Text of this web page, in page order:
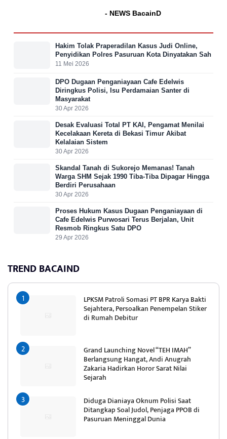
- NEWS BacainD
Hakim Tolak Praperadilan Kasus Judi Online,
Penyidikan Polres Pasuruan Kota Dinyatakan Sah
11 Mei 2026
DPO Dugaan Penganiayaan Cafe Edelwis
Diringkus Polisi, Isu Perdamaian Santer di
Masyarakat
30 Apr 2026
Desak Evaluasi Total PT KAI, Pengamat Menilai
Kecelakaan Kereta di Bekasi Timur Akibat
Kelalaian Sistem
30 Apr 2026
Skandal Tanah di Sukorejo Memanas! Tanah
Warga SHM Sejak 1990 Tiba-Tiba Dipagar Hingga
Berdiri Perusahaan
30 Apr 2026
Proses Hukum Kasus Dugaan Penganiayaan di
Cafe Edelwis Purwosari Terus Berjalan, Unit
Resmob Ringkus Satu DPO
29 Apr 2026
TREND BACAIND
LPKSM Patroli Somasi PT BPR Karya Bakti
Sejahtera, Persoalkan Penempelan Stiker
di Rumah Debitur
Grand Launching Novel “TEH IMAH”
Berlangsung Hangat, Andi Anugrah
Zakaria Hadirkan Horor Sarat Nilai
Sejarah
Diduga Dianiaya Oknum Polisi Saat
Ditangkap Soal Judol, Penjaga PPOB di
Pasuruan Meninggal Dunia